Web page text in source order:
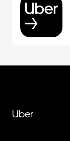
Uber